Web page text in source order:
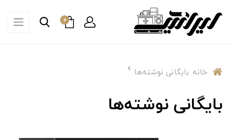
0
خانه بایگانی نوشته‌ها
بایگانی نوشته‌ها